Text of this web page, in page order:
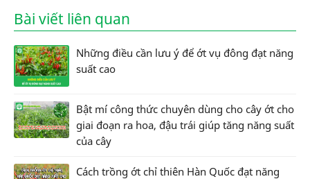
Bài viết liên quan
Những điều cần lưu ý để ớt vụ đông đạt năng
suất cao
Bật mí công thức chuyên dùng cho cây ớt cho
giai đoạn ra hoa, đậu trái giúp tăng năng suất
của cây
Cách trồng ớt chỉ thiên Hàn Quốc đạt năng